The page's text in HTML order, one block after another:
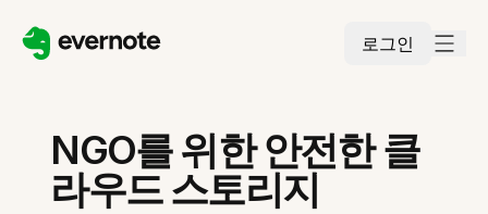
로그인
NGO를 위한 안전한 클
라우드 스토리지